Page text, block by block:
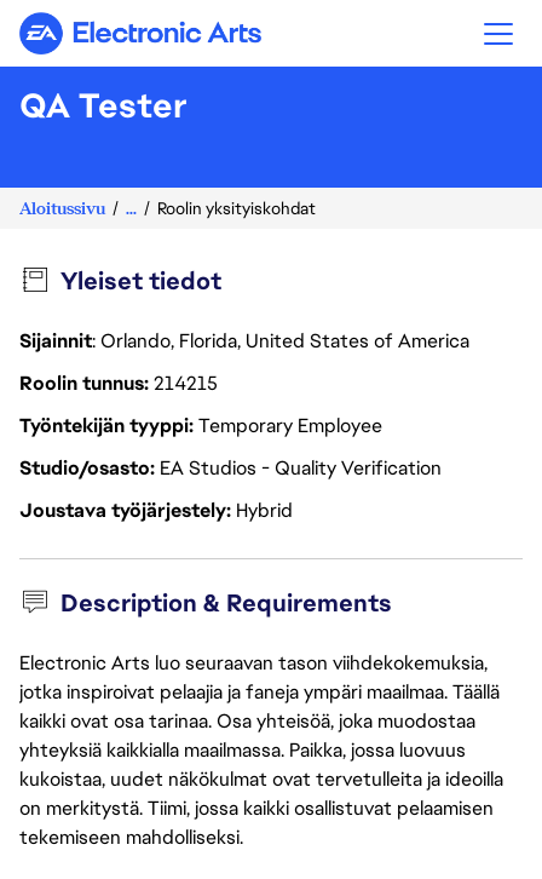
Electronic Arts
QA Tester
Aloitussivu ... Roolin yksityiskohdat
Yleiset tiedot
Sijainnit: Orlando, Florida, United States of America
Roolin tunnus214215
Työntekijän tyyppiTemporary Employee
Studio/osasto EA Studios - Quality Verification
Joustava työjärjestely Hybrid
Description & Requirements
Electronic Arts luo seuraavan tason viihdekokemuksia,
jotka inspiroivat pelaajia ja faneja ympäri maailmaa. Täällä
kaikki ovat osa tarinaa. Osa yhteisöä, joka muodostaa
yhteyksiä kaikkialla maailmassa. Paikka, jossa luovuus
kukoistaa, uudet näkökulmat ovat tervetulleita ja ideoilla
on merkitystä. Tiimi, jossa kaikki osallistuvat pelaamisen
tekemiseen mahdolliseksi.